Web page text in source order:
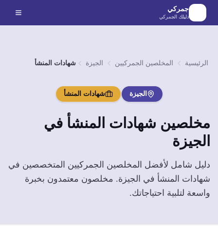
الانتقال إلى المحتوى الرئيسي
جمركي
دليلك الجمركي
الرئيسية المخلصين الجمركيين الجيزة شهادات المنشأ
الجيزة شهادات المنشأ
مخلصين شهادات المنشأ في
الجيزة
دليل شامل لأفضل المخلصين الجمركيين المتخصصين في
شهادات المنشأ في الجيزة. مخلصون معتمدون بخبرة
واسعة لتلبية احتياجاتك.